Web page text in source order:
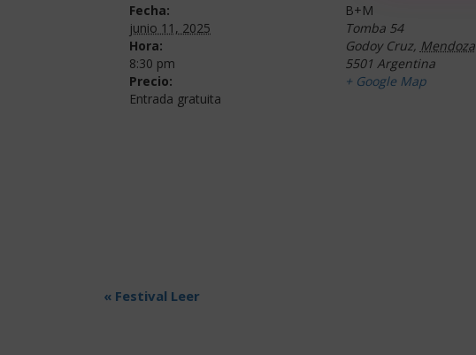
Fecha:
junio 11, 2025
Hora:
8:30 pm
Precio:
Entrada gratuita
B+M
Tomba 54
Godoy Cruz, Mendoza
5501 Argentina
+ Google Map
« Festival Leer